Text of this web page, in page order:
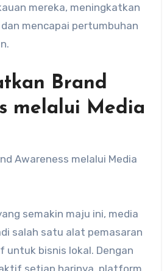
mereka, meningkatkan
mencapai pertumbuhan
Brand
melalui Media
Awareness melalui Media
semakin maju ini, media
salah satu alat pemasaran
untuk bisnis lokal. Dengan